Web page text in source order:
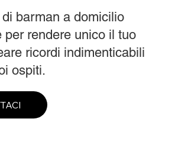
barman a domicilio
per rendere unico il tuo
ricordi indimenticabili
ospiti.